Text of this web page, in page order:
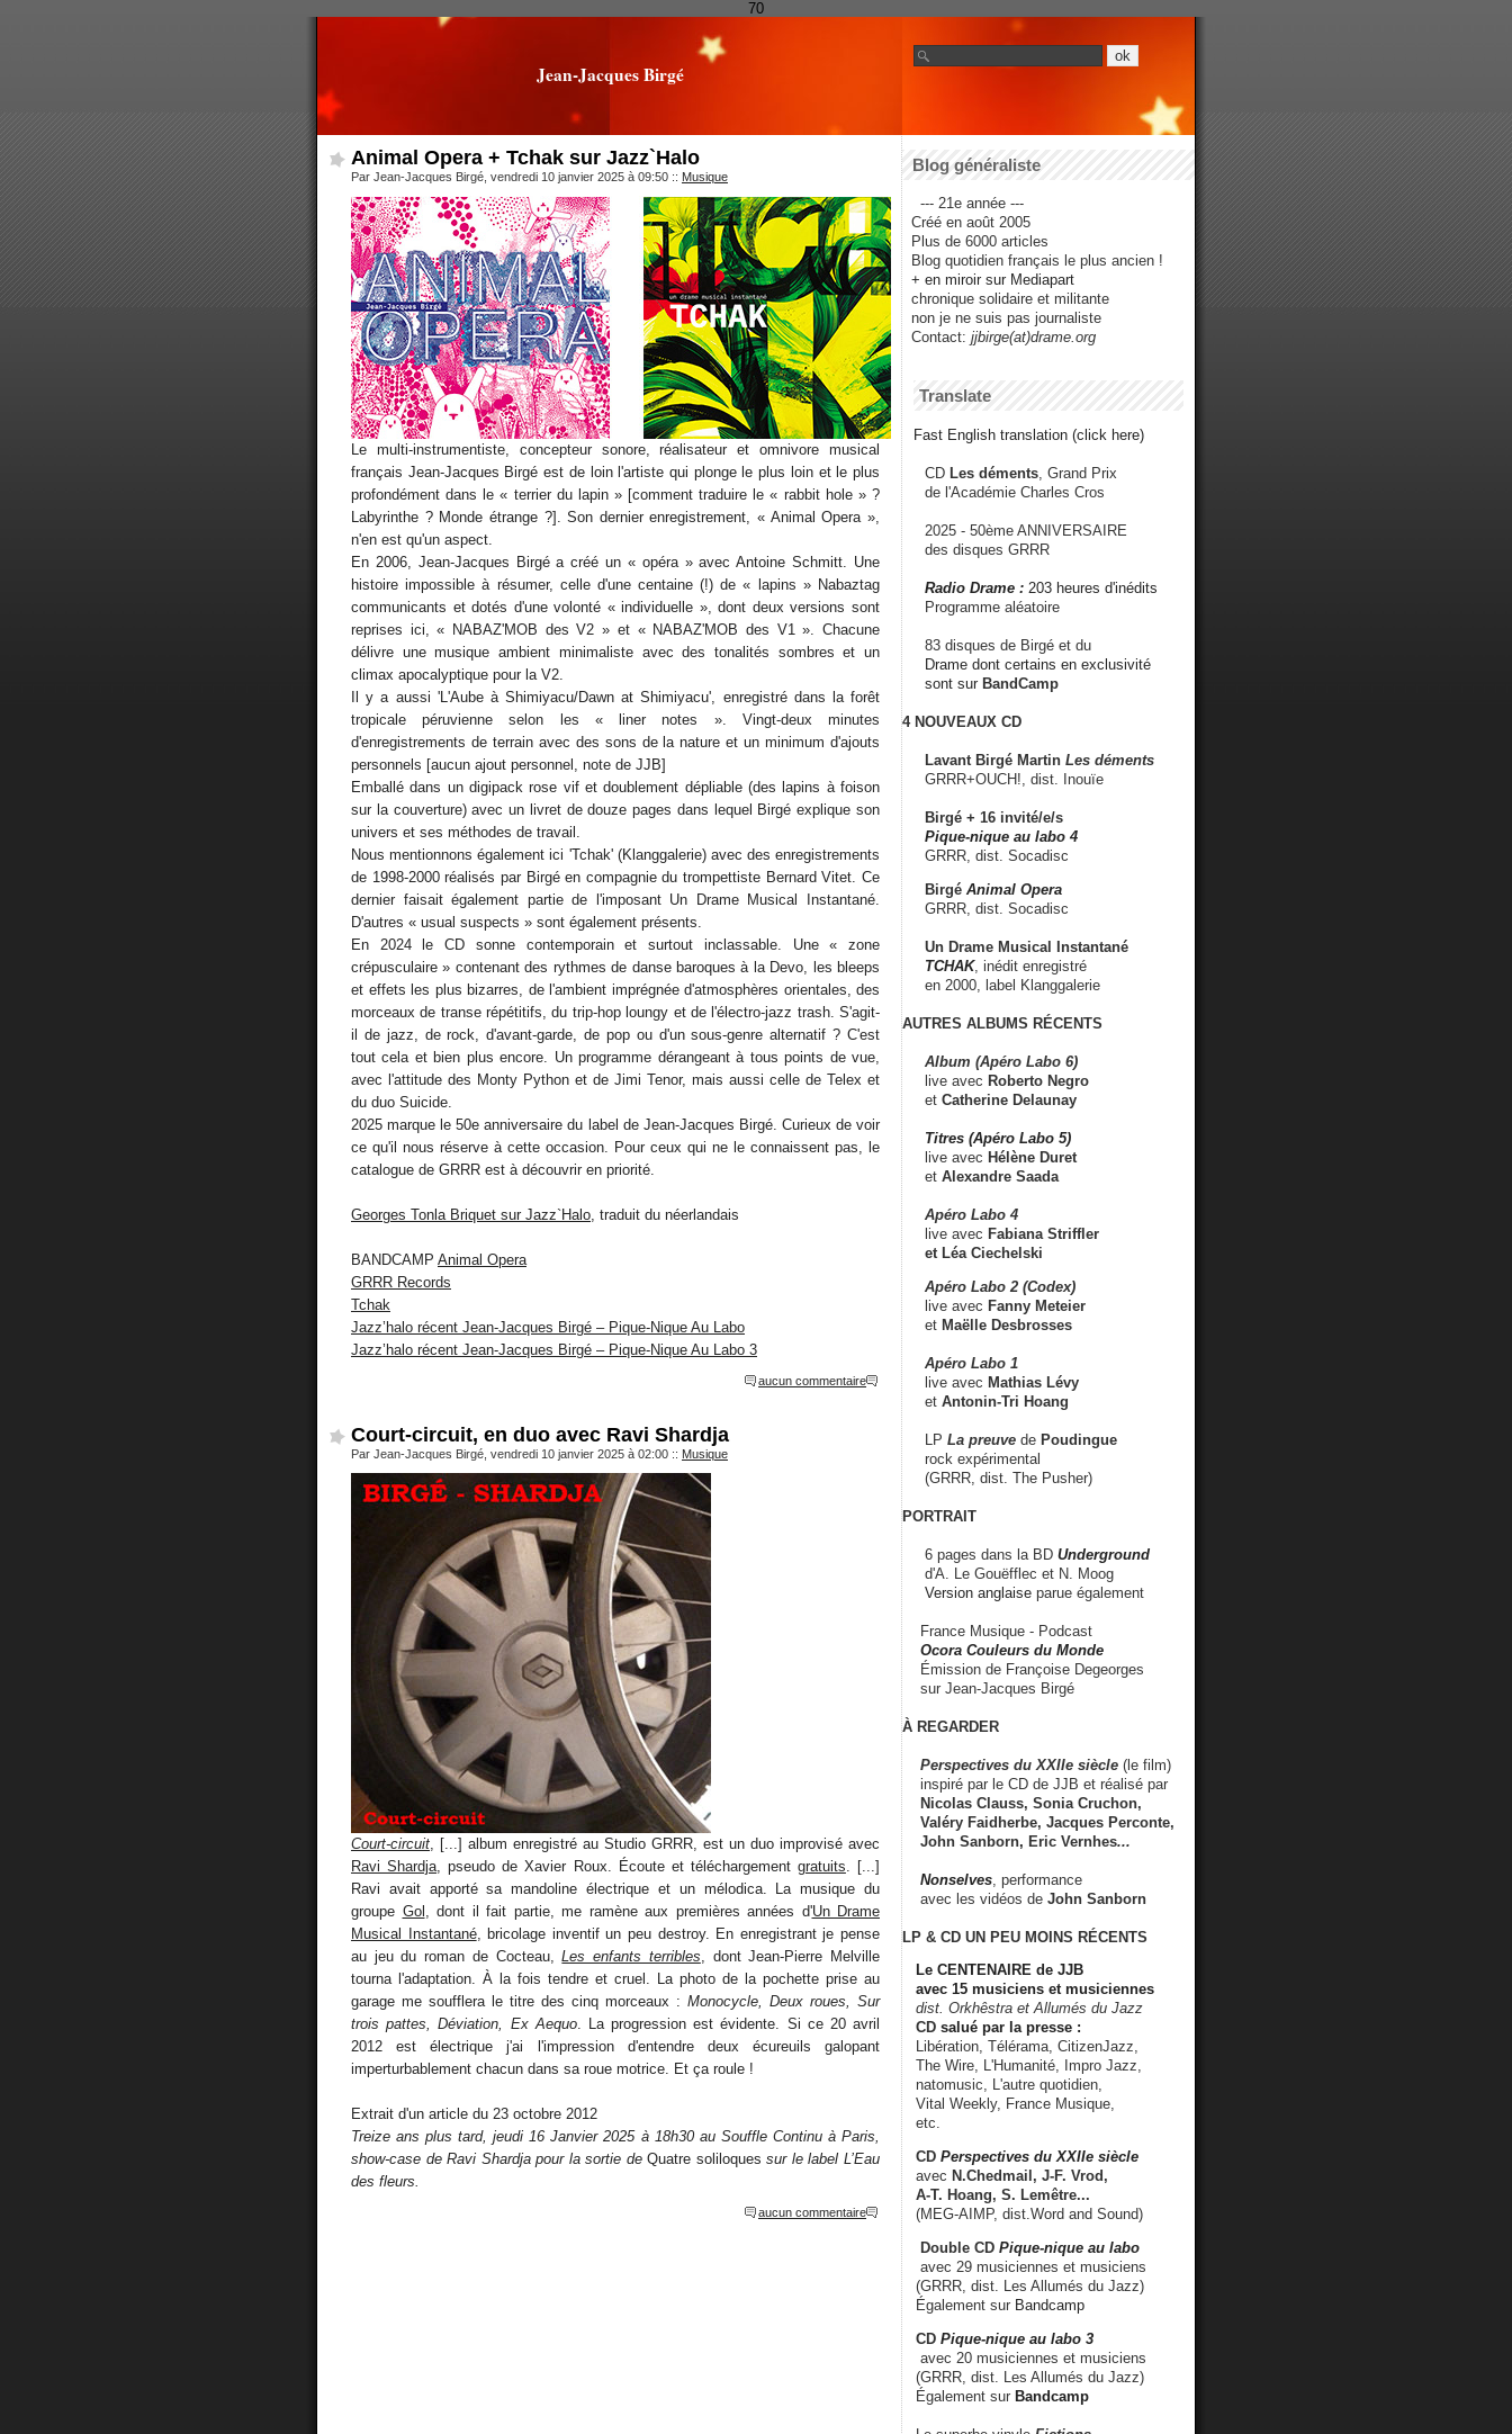
70
Jean-Jacques Birgé
Animal Opera + Tchak sur Jazz`Halo
Par Jean-Jacques Birgé, vendredi 10 janvier 2025 à 09:50 :: Musique
Le multi-instrumentiste, concepteur sonore, réalisateur et omnivore musical
français Jean-Jacques Birgé est de loin l'artiste qui plonge le plus loin et le plus
profondément dans le « terrier du lapin » [comment traduire le « rabbit hole » ?
Labyrinthe ? Monde étrange ?]. Son dernier enregistrement, « Animal Opera »,
n'en est qu'un aspect.
En 2006, Jean-Jacques Birgé a créé un « opéra » avec Antoine Schmitt. Une
histoire impossible à résumer, celle d'une centaine (!) de « lapins » Nabaztag
communicants et dotés d'une volonté « individuelle », dont deux versions sont
reprises ici, « NABAZ'MOB des V2 » et « NABAZ'MOB des V1 ». Chacune
délivre une musique ambient minimaliste avec des tonalités sombres et un
climax apocalyptique pour la V2.
Il y a aussi 'L'Aube à Shimiyacu/Dawn at Shimiyacu', enregistré dans la forêt
tropicale péruvienne selon les « liner notes ». Vingt-deux minutes
d'enregistrements de terrain avec des sons de la nature et un minimum d'ajouts
personnels [aucun ajout personnel, note de JJB]
Emballé dans un digipack rose vif et doublement dépliable (des lapins à foison
sur la couverture) avec un livret de douze pages dans lequel Birgé explique son
univers et ses méthodes de travail.
Nous mentionnons également ici 'Tchak' (Klanggalerie) avec des enregistrements
de 1998-2000 réalisés par Birgé en compagnie du trompettiste Bernard Vitet. Ce
dernier faisait également partie de l'imposant Un Drame Musical Instantané.
D'autres « usual suspects » sont également présents.
En 2024 le CD sonne contemporain et surtout inclassable. Une « zone
crépusculaire » contenant des rythmes de danse baroques à la Devo, les bleeps
et effets les plus bizarres, de l'ambient imprégnée d'atmosphères orientales, des
morceaux de transe répétitifs, du trip-hop loungy et de l'électro-jazz trash. S'agit-
il de jazz, de rock, d'avant-garde, de pop ou d'un sous-genre alternatif ? C'est
tout cela et bien plus encore. Un programme dérangeant à tous points de vue,
avec l'attitude des Monty Python et de Jimi Tenor, mais aussi celle de Telex et
du duo Suicide.
2025 marque le 50e anniversaire du label de Jean-Jacques Birgé. Curieux de voir
ce qu'il nous réserve à cette occasion. Pour ceux qui ne le connaissent pas, le
catalogue de GRRR est à découvrir en priorité.
Georges Tonla Briquet sur Jazz`Halo , traduit du néerlandais
BANDCAMP Animal Opera
GRRR Records
Tchak
Jazz’halo récent Jean-Jacques Birgé – Pique-Nique Au Labo
Jazz’halo récent Jean-Jacques Birgé – Pique-Nique Au Labo 3
aucun commentaire
Court-circuit, en duo avec Ravi Shardja
Par Jean-Jacques Birgé, vendredi 10 janvier 2025 à 02:00 :: Musique
Court-circuit, [...] album enregistré au Studio GRRR, est un duo improvisé avec
Ravi Shardja, pseudo de Xavier Roux. Écoute et téléchargement gratuits. [...]
Ravi avait apporté sa mandoline électrique et un mélodica. La musique du
groupe Gol , dont il fait partie, me ramène aux premières années d'Un Drame
Musical Instantané, bricolage inventif un peu destroy. En enregistrant je pense
au jeu du roman de Cocteau,Les enfants terribles, dont Jean-Pierre Melville
tourna l'adaptation. À la fois tendre et cruel. La photo de la pochette prise au
garage me soufflera le titre des cinq morceaux : Monocycle, Deux roues, Sur
trois pattes, Déviation, Ex Aequo. La progression est évidente. Si ce 20 avril
2012 est électrique j'ai l'impression d'entendre deux écureuils galopant
imperturbablement chacun dans sa roue motrice. Et ça roule !
Extrait d'un article du 23 octobre 2012
Treize ans plus tard, jeudi 16 Janvier 2025 à 18h30 au Souffle Continu à Paris,
show-case de Ravi Shardja pour la sortie deQuatre soliloques sur le label L’Eau
des fleurs.
aucun commentaire
Blog généraliste
--- 21e année ---
Créé en août 2005
Plus de 6000 articles
Blog quotidien français le plus ancien !
+ en miroir sur Mediapart
chronique solidaire et militante
non je ne suis pas journaliste
Contact: jjbirge(at)drame.org
Translate
Fast English translation (click here)
CD Les déments , Grand Prix
de l'Académie Charles Cros
2025 - 50ème ANNIVERSAIRE
des disques GRRR
Radio Drame : 203 heures d'inédits
Programme aléatoire
83 disques de Birgé et du
Drame dont certains en exclusivité
sont sur BandCamp
4 NOUVEAUX CD
Lavant Birgé Martin Les déments
GRRR+OUCH!, dist. Inouïe
Birgé + 16 invité/e/s
Pique-nique au labo 4
GRRR, dist. Socadisc
Birgé Animal Opera
GRRR, dist. Socadisc
Un Drame Musical Instantané
TCHAK, inédit enregistré
en 2000, label Klanggalerie
AUTRES ALBUMS RÉCENTS
Album (Apéro Labo 6)
live avec Roberto Negro
et Catherine Delaunay
Titres (Apéro Labo 5)
live avec Hélène Duret
et Alexandre Saada
Apéro Labo 4
live avec Fabiana Striffler
et Léa Ciechelski
Apéro Labo 2 (Codex)
live avec Fanny Meteier
et Maëlle Desbrosses
Apéro Labo 1
live avec Mathias Lévy
et Antonin-Tri Hoang
LP La preuve de Poudingue
rock expérimental
(GRRR, dist. The Pusher)
PORTRAIT
6 pages dans la BD Underground
d'A. Le Gouëfflec et N. Moog
Version anglaise parue également
France Musique - Podcast
Ocora Couleurs du Monde
Émission de Françoise Degeorges
sur Jean-Jacques Birgé
À REGARDER
Perspectives du XXIIe siècle (le film)
inspiré par le CD de JJB et réalisé par
Nicolas Clauss, Sonia Cruchon,
Valéry Faidherbe, Jacques Perconte,
John Sanborn, Eric Vernhes...
Nonselves , performance
avec les vidéos de John Sanborn
LP & CD UN PEU MOINS RÉCENTS
Le CENTENAIRE de JJB
avec 15 musiciens et musiciennes
dist. Orkhêstra et Allumés du Jazz
CD salué par la presse :
Libération, Télérama, CitizenJazz,
The Wire, L'Humanité, Impro Jazz,
natomusic, L'autre quotidien,
Vital Weekly, France Musique,
etc.
CD Perspectives du XXIIe siècle
avec N.Chedmail, J-F. Vrod,
A-T. Hoang, S. Lemêtre...
(MEG-AIMP, dist.Word and Sound)
Double CD Pique-nique au labo
avec 29 musiciennes et musiciens
(GRRR, dist. Les Allumés du Jazz)
Également sur Bandcamp
CD Pique-nique au labo 3
avec 20 musiciennes et musiciens
(GRRR, dist. Les Allumés du Jazz)
Également sur Bandcamp